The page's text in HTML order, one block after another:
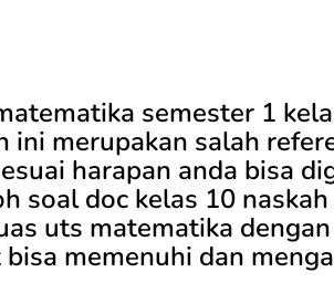
semester 1
ini merupakan salah
harapan anda bisa
soal doc kelas 10
uts matematika dengan
memenuhi dan